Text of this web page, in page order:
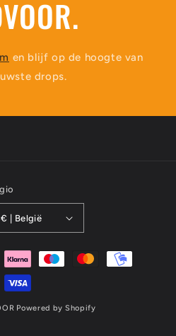
en blijf op de hoogte van
drops.
EUR € | België
Powered by Shopify